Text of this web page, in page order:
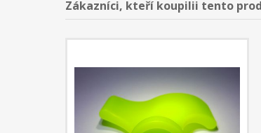
Zákazníci, kteří koupilii tento